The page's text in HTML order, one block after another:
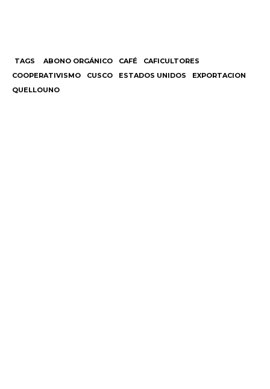
TAGS ABONO ORGÁNICO CAFÉ
CAFICULTORES
COOPERATIVISMO
CUSCO ESTADOS UNIDOS
EXPORTACION
QUELLOUNO